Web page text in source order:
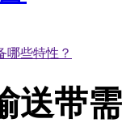
哪些特性？
送带